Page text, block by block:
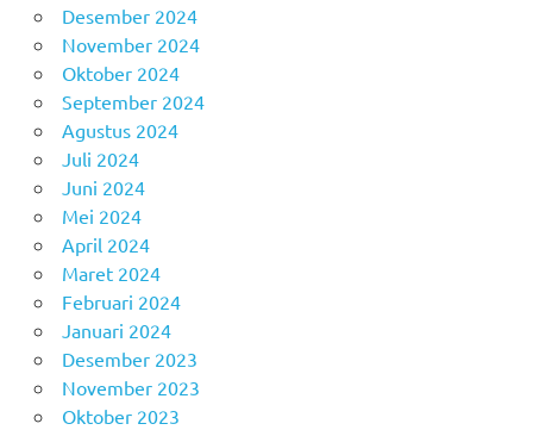
Desember 2024
November 2024
Oktober 2024
September 2024
Agustus 2024
Juli 2024
Juni 2024
Mei 2024
April 2024
Maret 2024
Februari 2024
Januari 2024
Desember 2023
November 2023
Oktober 2023